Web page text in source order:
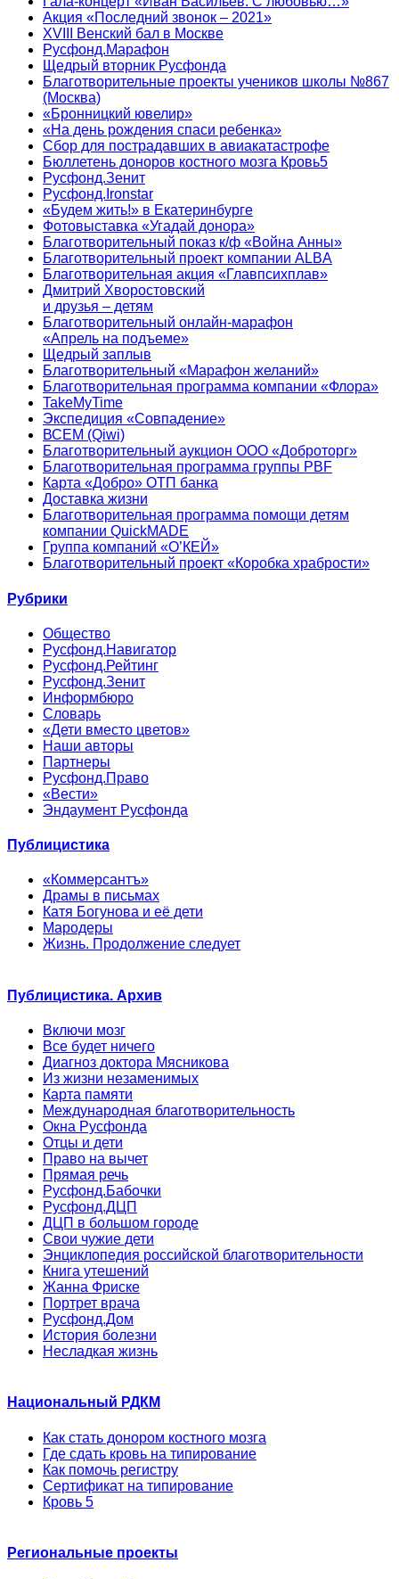
Акция «Последний звонок – 2021»
XVIII Венский бал в Москве
Русфонд.Марафон
Щедрый вторник Русфонда
Благотворительные проекты учеников школы №867
(Москва)
«Бронницкий ювелир»
«На день рождения спаси ребенка»
Сбор для пострадавших в авиакатастрофе
Бюллетень доноров костного мозга Кровь5
Русфонд.Зенит
Русфонд.Ironstar
«Будем жить!» в Екатеринбурге
Фотовыставка «Угадай донора»
Благотворительный показ к/ф «Война Анны»
Благотворительный проект компании ALBA
Благотворительная акция «Главпсихплав»
Дмитрий Хворостовский
и друзья – детям
Благотворительный онлайн‑марафон
«Апрель на подъеме»
Щедрый заплыв
Благотворительный «Марафон желаний»
Благотворительная программа компании «Флора»
TakeMyTime
Экспедиция «Совпадение»
ВСЕМ (Qiwi)
Благотворительный аукцион ООО «Доброторг»
Благотворительная программа группы PBF
Карта «Добро» ОТП банка
Доставка жизни
Благотворительная программа помощи детям
компании QuickMADE
Группа компаний «О’КЕЙ»
Благотворительный проект «Коробка храбрости»
Рубрики
Общество
Русфонд.Навигатор
Русфонд.Рейтинг
Русфонд.Зенит
Информбюро
Словарь
«Дети вместо цветов»
Наши авторы
Партнеры
Русфонд.Право
«Вести»
Эндаумент Русфонда
Публицистика
«Коммерсантъ»
Драмы в письмах
Катя Богунова и её дети
Мародеры
Жизнь. Продолжение следует
Публицистика. Архив
Включи мозг
Все будет ничего
Диагноз доктора Мясникова
Из жизни незаменимых
Карта памяти
Международная благотворительность
Окна Русфонда
Отцы и дети
Право на вычет
Прямая речь
Русфонд.Бабочки
Русфонд.ДЦП
ДЦП в большом городе
Свои чужие дети
Энциклопедия российской благотворительности
Книга утешений
Жанна Фриске
Портрет врача
Русфонд.Дом
История болезни
Несладкая жизнь
Национальный РДКМ
Как стать донором костного мозга
Где сдать кровь на типирование
Как помочь регистру
Сертификат на типирование
Кровь 5
Региональные проекты